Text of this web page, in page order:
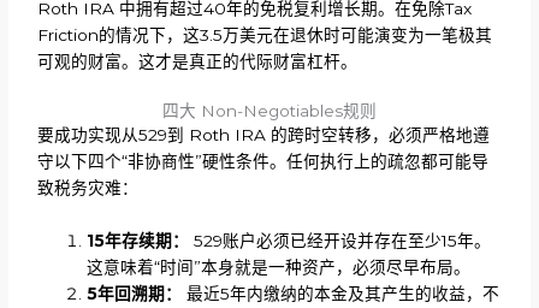
Roth IRA 中拥有超过40年的免税复利增长期。在免除Tax
Friction的情况下，这3.5万美元在退休时可能演变为一笔极其
可观的财富。这才是真正的代际财富杠杆。
四大 Non-Negotiables规则
要成功实现从529到 Roth IRA 的跨时空转移，必须严格地遵
守以下四个“非协商性”硬性条件。任何执行上的疏忽都可能导
致税务灾难：
15年存续期：
529账户必须已经开设并存在至少15年。
这意味着“时间”本身就是一种资产，必须尽早布局。
5年回溯期：
最近5年内缴纳的本金及其产生的收益，不